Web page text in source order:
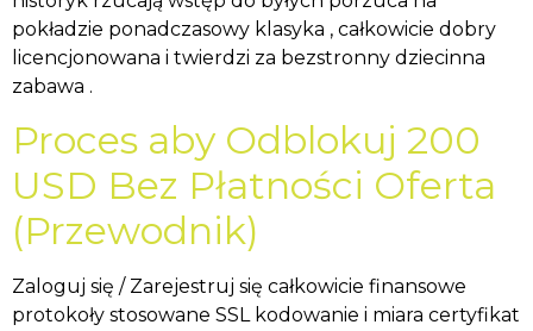
pokładzie ponadczasowy klasyka , całkowicie dobry
licencjonowana i twierdzi za bezstronny dziecinna
zabawa .
Proces aby Odblokuj 200
USD Bez Płatności Oferta
(Przewodnik)
Zaloguj się / Zarejestruj się całkowicie finansowe
protokoły stosowane SSL kodowanie i miara certyfikat